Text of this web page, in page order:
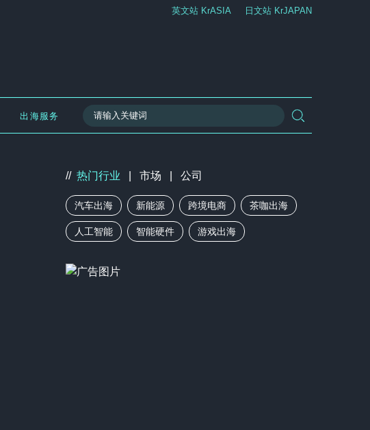
英文站 KrASIA 日文站 KrJAPAN
出海服务
// 热门行业 市场 公司
汽车出海 新能源 跨境电商 茶咖出海
人工智能 智能硬件 游戏出海